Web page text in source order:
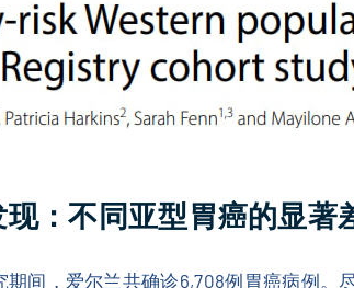
：不同亚型胃癌的显著
期间，爱尔兰共确诊6,708例胃癌病例